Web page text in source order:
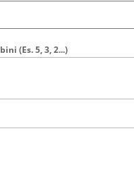
(Es. 5, 3, 2...)